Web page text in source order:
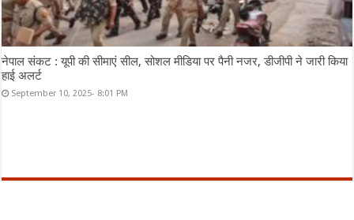
नेपाल संकट : यूपी की सीमाएं सील, सोशल मीडिया पर पैनी नजर, डीजीपी ने जारी किया
हाई अलर्ट
September 10, 2025- 8:01 PM